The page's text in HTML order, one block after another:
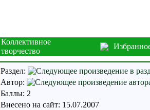
Коллективное
творчество
Раздел:
Автор:
Баллы: 2
Внесено на сайт: 15.07.2007